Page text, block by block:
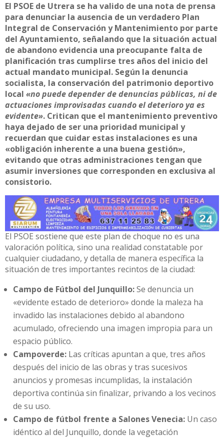
El PSOE de Utrera se ha valido de una nota de prensa
para denunciar la ausencia de un verdadero Plan
Integral de Conservación y Mantenimiento por parte
del Ayuntamiento, señalando que la situación actual
de abandono evidencia una preocupante falta de
planificación tras cumplirse tres años del inicio del
actual mandato municipal. Según la denuncia
socialista, la conservación del patrimonio deportivo
local «no puede depender de denuncias públicas, ni de
actuaciones improvisadas cuando el deterioro ya es
evidente». Critican que el mantenimiento preventivo
haya dejado de ser una prioridad municipal y
recuerdan que cuidar estas instalaciones es una
«obligación inherente a una buena gestión»,
evitando que otras administraciones tengan que
asumir inversiones que corresponden en exclusiva al
consistorio.
El PSOE sostiene que este plan de choque no es una
valoración política, sino una realidad constatable por
cualquier ciudadano, y detalla de manera específica la
situación de tres importantes recintos de la ciudad:
Campo de Fútbol del Junquillo:Se denuncia un
«evidente estado de deterioro» donde la maleza ha
invadido las instalaciones debido al abandono
acumulado, ofreciendo una imagen impropia para un
espacio público.
Campoverde: Las críticas apuntan a que, tres años
después del inicio de las obras y tras sucesivos
anuncios y promesas incumplidas, la instalación
deportiva continúa sin finalizar, privando a los vecinos
de su uso.
Campo de fútbol frente a Salones Venecia: Un caso
idéntico al del Junquillo, donde la vegetación